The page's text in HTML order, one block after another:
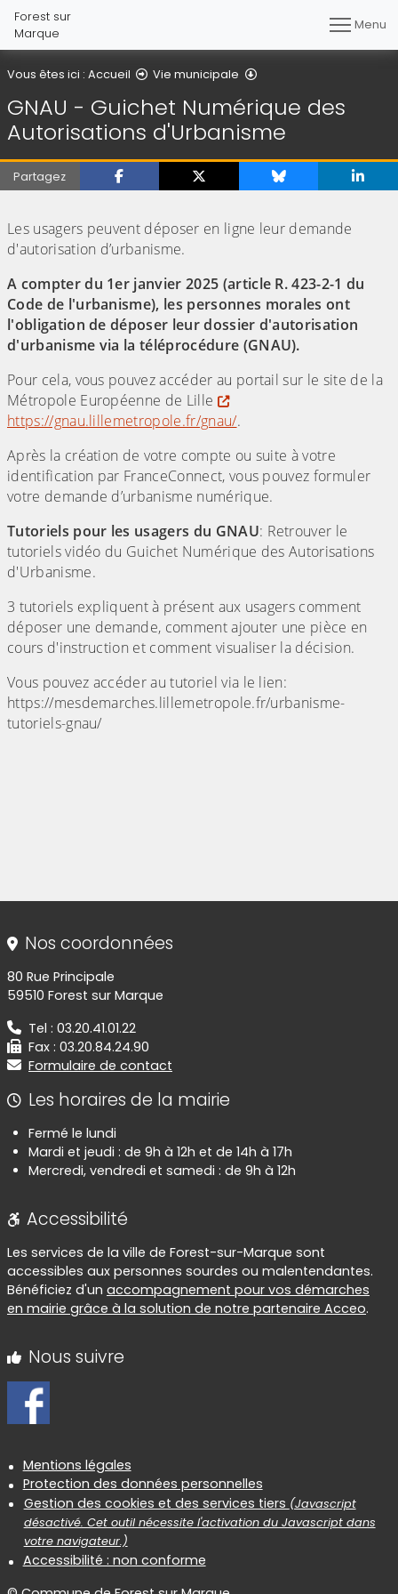
Forest sur
Marque
Menu
Vous êtes ici : Accueil Vie municipale
GNAU - Guichet Numérique des
Autorisations d'Urbanisme
Partagez
Les usagers peuvent déposer en ligne leur demande
d'autorisation d’urbanisme.
A compter du 1er janvier 2025 (article R. 423-2-1 du
Code de l'urbanisme), les personnes morales ont
l'obligation de déposer leur dossier d'autorisation
d'urbanisme via la téléprocédure (GNAU).
Pour cela, vous pouvez accéder au portail sur le site de la
Métropole Européenne de Lille
https://gnau.lillemetropole.fr/gnau/.
Après la création de votre compte ou suite à votre
identification par FranceConnect, vous pouvez formuler
votre demande d’urbanisme numérique.
Tutoriels pour les usagers du GNAU: Retrouver le
tutoriels vidéo du Guichet Numérique des Autorisations
d'Urbanisme.
3 tutoriels expliquent à présent aux usagers comment
déposer une demande, comment ajouter une pièce en
cours d'instruction et comment visualiser la décision.
Vous pouvez accéder au tutoriel via le lien:
https://mesdemarches.lillemetropole.fr/urbanisme-
tutoriels-gnau/
Informations de contact
Nos coordonnées
80 Rue Principale
59510 Forest sur Marque
Tel : 03.20.41.01.22
Fax : 03.20.84.24.90
Formulaire de contact
Les horaires de la mairie
Fermé le lundi
Mardi et jeudi : de 9h à 12h et de 14h à 17h
Mercredi, vendredi et samedi : de 9h à 12h
Accessibilité
Les services de la ville de Forest-sur-Marque sont
accessibles aux personnes sourdes ou malentendantes.
Bénéficiez d'un accompagnement pour vos démarches
en mairie grâce à la solution de notre partenaire Acceo.
Nous suivre
Informations réglementaires
Mentions légales
Protection des données personnelles
Gestion des cookies et des services tiers (Javascript
désactivé. Cet outil nécessite l'activation du Javascript dans
votre navigateur.)
Accessibilité : non conforme